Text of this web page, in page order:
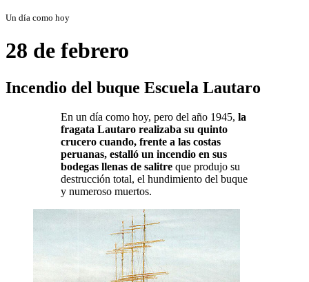
Un día como hoy
28 de febrero
Incendio del buque Escuela Lautaro
En un día como hoy, pero del año 1945, la
fragata Lautaro realizaba su quinto
crucero cuando, frente a las costas
peruanas, estalló un incendio en sus
bodegas llenas de salitre que produjo su
destrucción total, el hundimiento del buque
y numeroso muertos.